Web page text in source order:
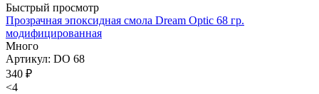
Быстрый просмотр
Прозрачная эпоксидная смола Dream Optic 68 гр.
модифицированная
Много
Артикул: DO 68
340 ₽
<4